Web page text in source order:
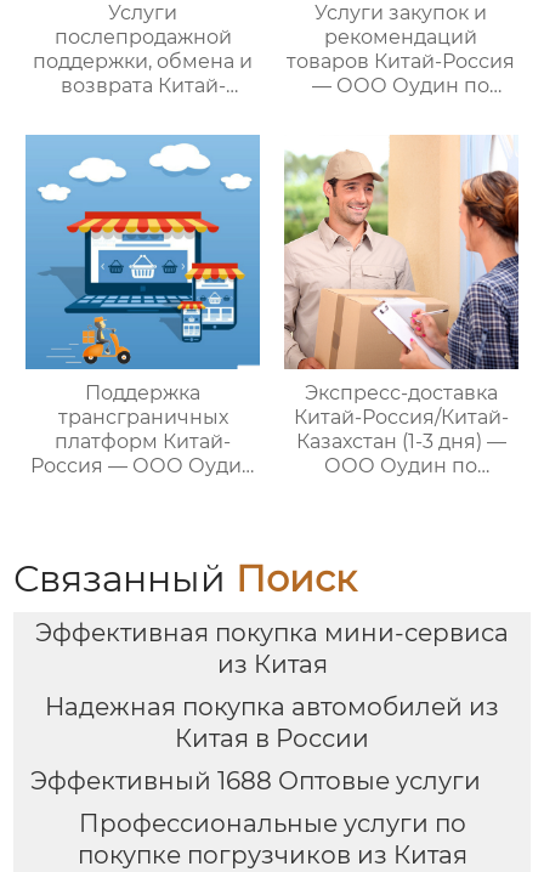
Услуги
послепродажной
поддержки, обмена и
возврата Китай-
по управлению
международными
цепями поставок
Услуги закупок и
рекомендаций
товаров Китай-Россия
— ООО Оудин по
международными
цепями поставок
Поддержка
трансграничных
платформ Китай-
Россия — ООО Оудин
Экспресс-доставка
Китай-Россия/Китай-
Казахстан (1-3 дня) —
ООО Оудин по
Связанный Поиск
Эффективная покупка мини-сервиса
из Китая
Надежная покупка автомобилей из
Китая в России
Эффективный 1688 Оптовые услуги
Профессиональные услуги по
покупке погрузчиков из Китая